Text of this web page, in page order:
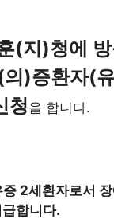
(지)청에 방
)증환자(
청을 합니다.
2세환자로서
합니다.